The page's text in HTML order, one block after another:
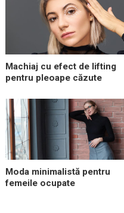
Machiaj cu efect de lifting
pentru pleoape căzute
Moda minimalistă pentru
femeile ocupate